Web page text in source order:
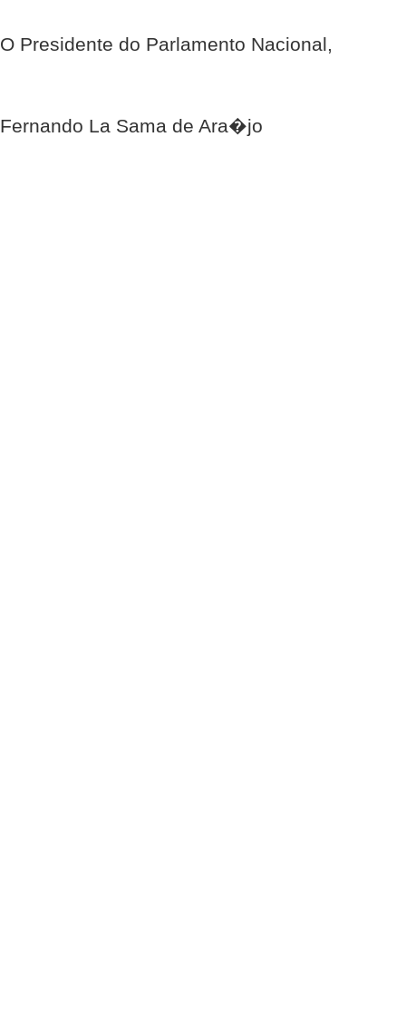
O Presidente do Parlamento Nacional,
Fernando La Sama de Ara�jo